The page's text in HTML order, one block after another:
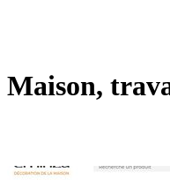
Maison,